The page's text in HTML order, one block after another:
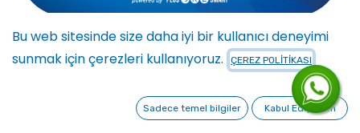
ESA Alarm 4'lü Kamera Sistemi
Kiralama Sadece 3,350 TL'den
Bu web sitesinde size daha iyi bir kullanıcı deneyimi
sunmak için çerezleri kullanıyoruz.
ÇEREZ POLİTİKASI
Sadece temel bilgiler Kabul Ediyorum